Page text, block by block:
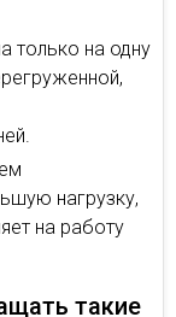
только на одну
нагрузку,
на работу
такие